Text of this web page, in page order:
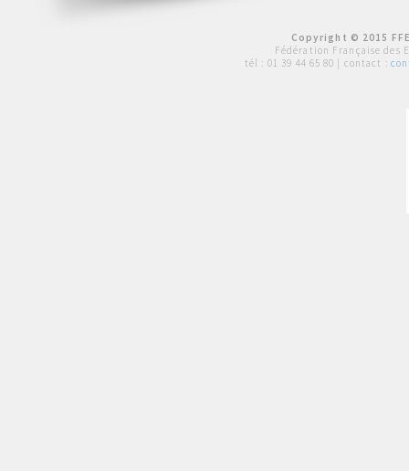
Copyright © 2015
Fédération Française des
tél : 01 39 44 65 80 | contact :